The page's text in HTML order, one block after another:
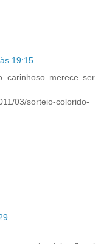
19:15
carinhoso merece ser
03/sorteio-colorido-